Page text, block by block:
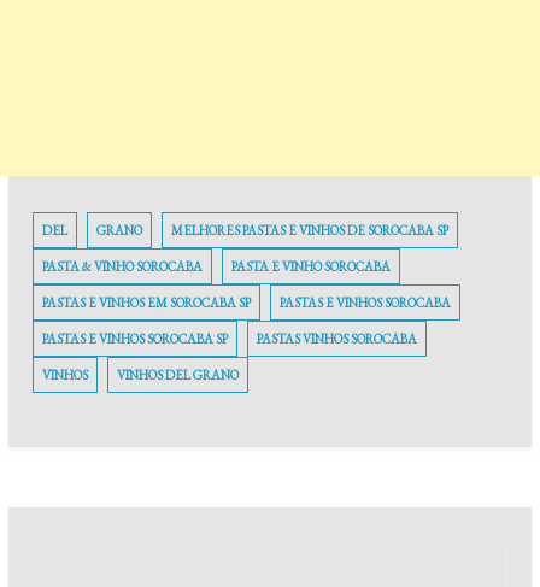
DEL GRANO MELHORES PASTAS E VINHOS DE SOROCABA SP
PASTA & VINHO SOROCABA PASTA E VINHO SOROCABA
PASTAS E VINHOS EM SOROCABA SP PASTAS E VINHOS SOROCABA
PASTAS E VINHOS SOROCABA SP PASTAS VINHOS SOROCABA
VINHOS VINHOS DEL GRANO